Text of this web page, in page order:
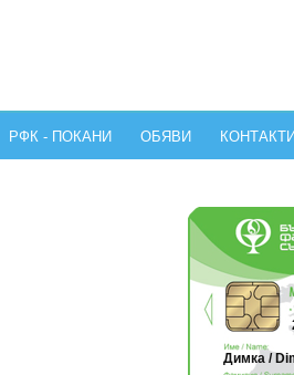
РФК - ПОКАНИ ОБЯВИ КОНТАКТИ
Димка /